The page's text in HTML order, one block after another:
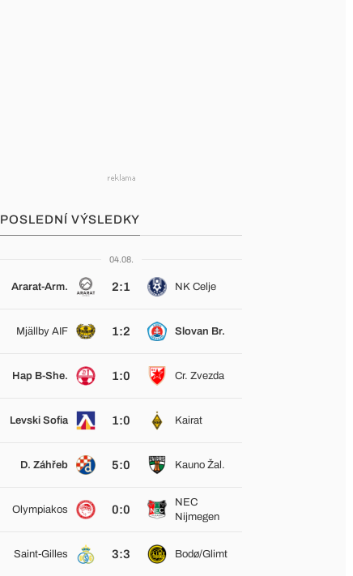
POSLEDNÍ VÝSLEDKY
04.08.
Ararat-Arm. 2:1 NK Celje
Mjällby AIF 1:2 Slovan Br.
Hap B-She. 1:0 Cr. Zvezda
Levski Sofia 1:0 Kairat
D. Záhřeb 5:0 Kauno Žal.
Olympiakos 0:0
NEC
Nijmegen
Saint-Gilles 3:3 Bodø/Glimt